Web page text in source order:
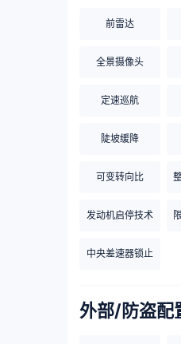
前雷达
全景摄像头
定速巡航
陡坡缓降
可变转向比
发动机启停技术
中央差速器锁止
外部/防盗配